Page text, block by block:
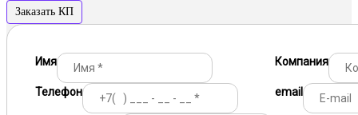
Заказать КП
Имя Компания
Телефон email